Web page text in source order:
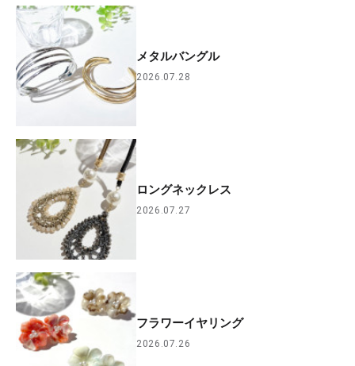
メタルバングル
2026.07.28
ロングネックレス
2026.07.27
フラワーイヤリング
2026.07.26